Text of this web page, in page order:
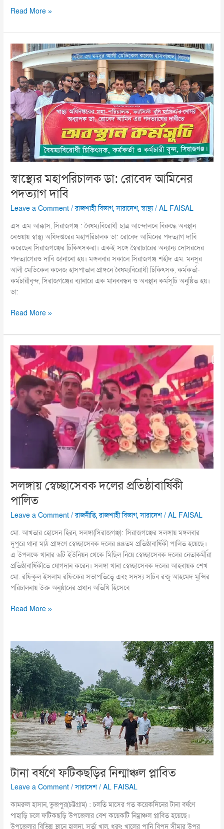
Read More »
স্বাস্থ্যের মহাপরিচালক ডা: রোবেদ আমিনের
পদত্যাগ দাবি
Leave a Comment /রাজশাহী বিভাগ,সারাদেশ,স্বাস্থ্য/AL FAISAL
এস এম আক্কাস, সিরাজগঞ্জ : বৈষম্যবিরোধী ছাত্র আন্দোলনে বিরুদ্ধে অবস্থান
নেওয়ায় স্বাস্থ্য অধিদপ্তরের মহাপরিচালক ডা: রোবেদ আমিনের পদত্যাগ দাবি
করেছেন সিরাজগঞ্জের চিকিৎসকরা। একই সঙ্গে স্বৈরাচারের অন্যান্য দোসরদের
পদত্যাগেরও দাবি জানানো হয়। মঙ্গলবার সকালে সিরাজগঞ্জ শহীদ এম. মনসুর
আলী মেডিকেল কলেজ হাসপাতাল প্রাঙ্গনে বৈষম্যবিরোধী চিকিৎসক, কর্মকর্তা-
কর্মচারীবৃন্দ, সিরাজগঞ্জের ব্যানারে এক মানববন্ধন ও অবস্থান কর্মসূচি অনুষ্ঠিত হয়।
ডা:
স্বাস্থ্যের
মহাপরিচালক
ডা:
রোবেদ
আমিনের
পদত্যাগ
দাবি
Read More »
সলঙ্গায় স্বেচ্ছাসেবক দলের প্রতিষ্ঠাবার্ষিকী
পালিত
Leave a Comment /রাজনীতি,রাজশাহী বিভাগ,সারাদেশ /AL FAISAL
মো. আখতার হোসেন হিরন, সলঙ্গা(সিরাজগঞ্জ): সিরাজগঞ্জের সলঙ্গায় মঙ্গলবার
দুপুরে থানা মাঠ প্রাঙ্গণে স্বেচ্ছাসেবক দলের ৪৪তম প্রতিষ্ঠাবার্ষিকী পালিত হয়েছে।
এ উপলক্ষে থানার ৬টি ইউনিয়ন থেকে মিছিল নিয়ে স্বেচ্ছাসেবক দলের নেতাকর্মীরা
প্রতিষ্ঠাবার্ষিকীতে যোগদান করেন। সলঙ্গা থানা স্বেচ্ছাসেবক দলের আহবায়ক শেখ
মো. রফিকুল ইসলাম রফিকের সভাপতিত্বে এবং সদস্য সচিব রন্জু আহমেদ মুন্সির
পরিচালনায় উক্ত অনুষ্ঠানের প্রধান অতিথি হিসেবে
সলঙ্গায়
স্বেচ্ছাসেবক
দলের
প্রতিষ্ঠাবার্ষিকী
পালিত
Read More »
টানা বর্ষণে ফটিকছড়ির নিন্মাঞ্চল প্লাবিত
Leave a Comment /সারাদেশ /AL FAISAL
কামরুল হাসান, ভুজপুর(চট্টগ্রাম) : চলতি মাসের গত কয়েকদিনের টানা বর্ষণে
পাহাড়ি ঢলে ফটিকছড়ি উপজেলার বেশ কয়েকটি নিম্নাঞ্চল প্লাবিত হয়েছে।
উপজেলার বিভিন্ন স্থানে হালদা, সর্তা খাল, ধুরুং খালের পানি বিপদ সীমার উপর
টানা
বর্ষণে
ফটিকছড়ির
নিন্মাঞ্চল
প্লাবিত